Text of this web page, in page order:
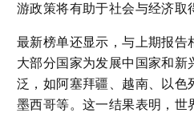
游政策将有助于社会与经济取
最新榜单还显示，与上期报告
大部分国家为发展中国家和新
泛，如阿塞拜疆、越南、以色
墨西哥等。这一结果表明，世